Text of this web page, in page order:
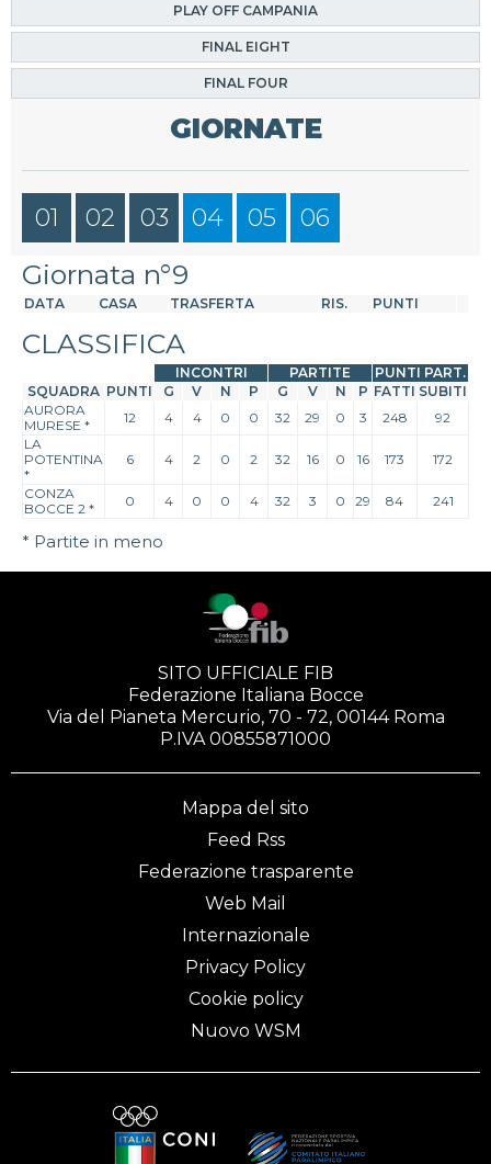
PLAY OFF CAMPANIA
FINAL EIGHT
FINAL FOUR
GIORNATE
01 02 03 04 05 06
Giornata n°9
DATA CASA TRASFERTA RIS. PUNTI
CLASSIFICA
INCONTRI PARTITE
PUNTI PART.
SQUADRA PUNTI G V N P G V N P FATTI SUBITI
AURORA
MURESE * 12 4 4 0 0 32 29 0 3 248
92
LA
POTENTINA
*
6 4 2 0 2 32 16 0 16 173 172
CONZA
BOCCE 2 * 0 4 0 0 4 32 3 0 29 84 241
* Partite in meno
SITO UFFICIALE FIB
Federazione Italiana Bocce
Via del Pianeta Mercurio, 70 - 72, 00144 Roma
P.IVA 00855871000
Mappa del sito
Feed Rss
Federazione trasparente
Web Mail
Internazionale
Privacy Policy
Cookie policy
Nuovo WSM